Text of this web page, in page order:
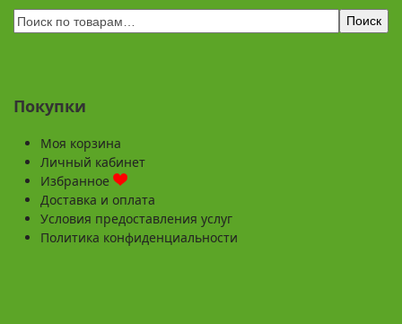
Поиск
Покупки
Моя корзина
Личный кабинет
Избранное
Доставка и оплата
Условия предоставления услуг
Политика конфиденциальности